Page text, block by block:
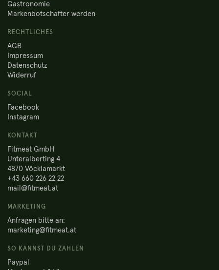
Gastronomie
Markenbotschafter werden
RECHTLICHES
AGB
Impressum
Datenschutz
Widerruf
SOCIAL
Facebook
Instagram
KONTAKT
Fitmeat GmbH
Unteralberting 4
4870 Vöcklamarkt
+43 660 226 22 22
mail@fitmeat.at
MARKETING
Anfragen bitte an:
marketing@fitmeat.at
SO KANNST DU ZAHLEN
Paypal